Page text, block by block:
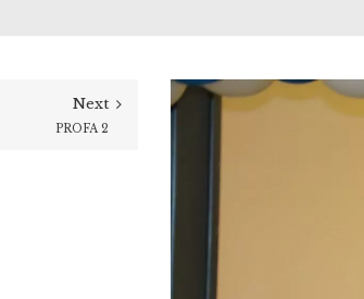
Next
PROFA 2